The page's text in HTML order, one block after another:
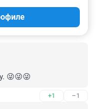
😜😜😜
+1 –1